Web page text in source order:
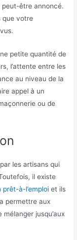
peut-être annoncé.
que votre
petite quantité de
l’attente entre les
au niveau de la
appel à un
ou de
les artisans qui
il existe
prêt-à-l’emploi et ils
permettre aux
jusqu’aux